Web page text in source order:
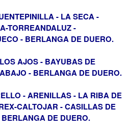
- LA SECA -
TORREANDALUZ -
- BERLANGA DE DUERO.
AJOS - BAYUBAS DE
- BERLANGA DE DUERO.
- ARENILLAS - LA RIBA DE
CALTOJAR - CASILLAS DE
DE DUERO.